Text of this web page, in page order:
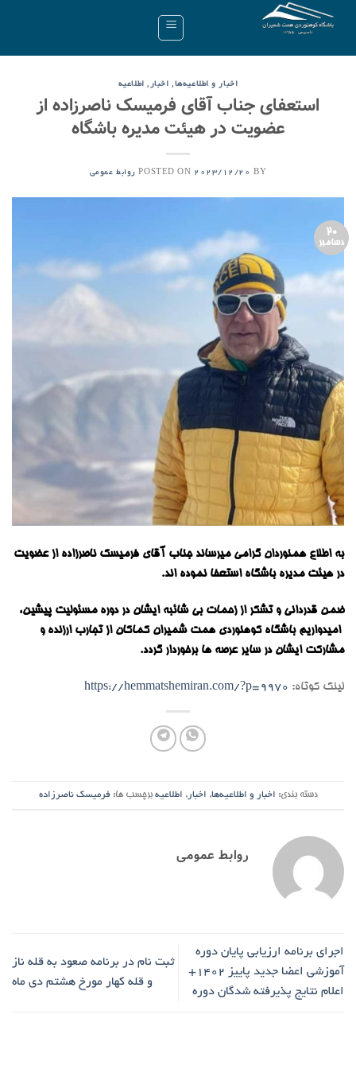
اخبار و اطلاعیه‌ها, اخبار , اطلاعیه
استعفای جناب آقای فرمیسک ناصرزاده از
عضویت در هیئت مدیره باشگاه
POSTED ON 2023/12/20 BY روابط عمومی
20
دسامبر
به اطلاع همنوردان گرامی میرساند جناب آقای فرمیسک ناصرزاده از عضویت
در هیئت مدیره باشگاه استعفا نموده اند.
ضمن قدردانی و تشکر از زحمات بی شائبه ایشان در دوره مسئولیت پیشین،
امیدواریم باشگاه کوهنوردی همت شمیران کماکان از تجارب ارزنده و
مشارکت ایشان در سایر عرصه ها برخوردار گردد.
لینک کوتاه: https://hemmatshemiran.com/?p=9970
دسته بندی: اخبار و اطلاعیه‌ها, اخبار, اطلاعیه برچسب ها: فرمیسک ناصرزاده
روابط عمومی
اجرای برنامه ارزیابی پایان دوره
آموزشی اعضا جدید پاییز 1402+
اعلام نتایج پذیرفته شدگان دوره
ثبت نام در برنامه صعود به قله ناز
و قله کهار مورخ هشتم دی ماه